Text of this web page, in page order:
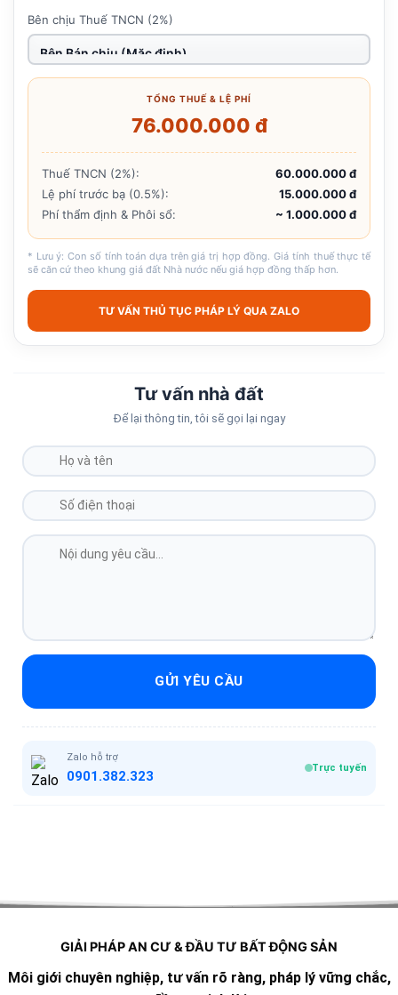
Bên chịu Thuế TNCN (2%)
TỔNG THUẾ & LỆ PHÍ
76.000.000 đ
Thuế TNCN (2%):
60.000.000 đ
Lệ phí trước bạ (0.5%):
15.000.000 đ
Phí thẩm định & Phôi sổ:
~ 1.000.000 đ
* Lưu ý: Con số tính toán dựa trên giá trị hợp đồng. Giá tính thuế thực tế
sẽ căn cứ theo khung giá đất Nhà nước nếu giá hợp đồng thấp hơn.
TƯ VẤN THỦ TỤC PHÁP LÝ QUA ZALO
Tư vấn nhà đất
Để lại thông tin, tôi sẽ gọi lại ngay
GỬI YÊU CẦU
Zalo hỗ trợ
0901.382.323 Trực tuyến
GIẢI PHÁP AN CƯ & ĐẦU TƯ BẤT ĐỘNG SẢN
Môi giới chuyên nghiệp, tư vấn rõ ràng, pháp lý vững chắc,